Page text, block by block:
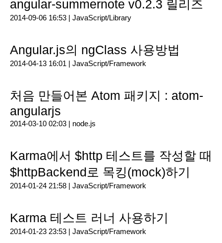
angular-summernote v0.2.3 릴리즈
2014-09-06 16:53 | JavaScript/Library
Angular.js의 ngClass 사용방법
2014-04-13 16:01 | JavaScript/Framework
처음 만들어본 Atom 패키지 : atom-
angularjs
2014-03-10 02:03 | node.js
Karma에서 $http 테스트를 작성할 때
$httpBackend로 목킹(mock)하기
2014-01-24 21:58 | JavaScript/Framework
Karma 테스트 러너 사용하기
2014-01-23 23:53 | JavaScript/Framework